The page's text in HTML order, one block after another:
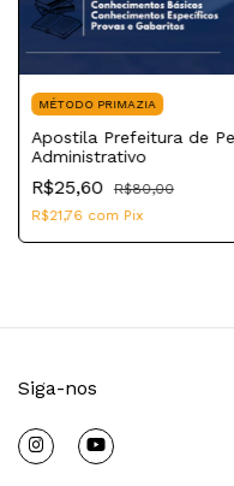
MÉTODO PRIMAZIA
Apostila Prefeitura de
Administrativo
R$25,60
R$80,00
R$21,76 com Pix
Siga-nos